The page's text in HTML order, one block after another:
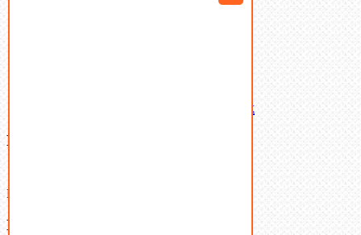
Латунный и бронзовый крепеж
Ваша корзина
В корзине нет товаров.
Поиск